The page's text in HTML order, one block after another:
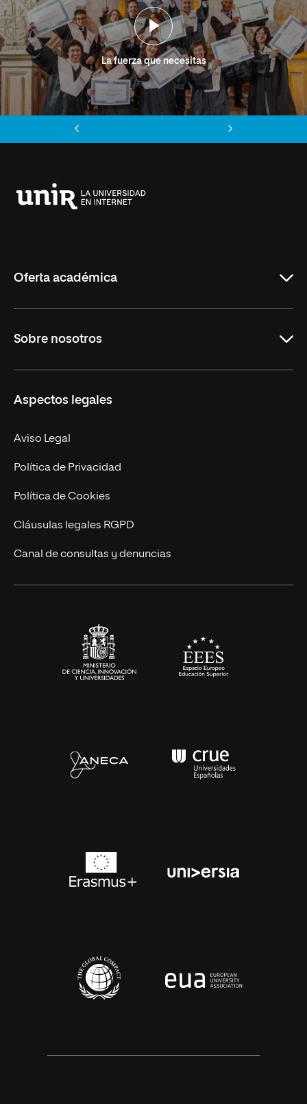
La fuerza que necesitas
Oferta académica
Másteres Oficiales
Doctorados
Experto Universitario
Postgrados
Cursos Universitarios
Sobre nosotros
Facultades
Nuestro Equipo
Trabaja en UNIR
Actualidad
UNIR Revista
Eventos
Aspectos legales
Aviso Legal
Política de Privacidad
Política de Cookies
Cláusulas legales RGPD
Canal de consultas y denuncias